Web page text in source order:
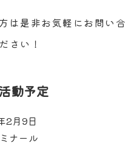
は是非お気軽にお問い合
さい！
動予定
2月9日
ナール